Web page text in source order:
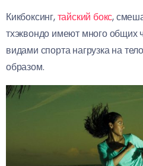
Кикбоксинг,тайский бокс,
тхэквондо имеют много общих
видами спорта нагрузка на
образом.